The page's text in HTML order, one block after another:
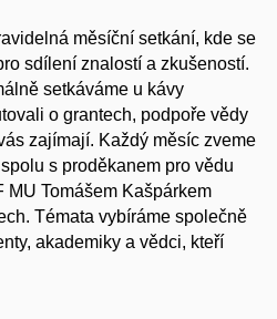
měsíční setkání, kde se
sdílení znalostí a zkušeností.
setkáváme u kávy
o grantech, podpoře vědy
zajímají. Každý měsíc zveme
s proděkanem pro vědu
MU Tomášem Kašpárkem
Témata vybíráme společně
akademiky a vědci, kteří